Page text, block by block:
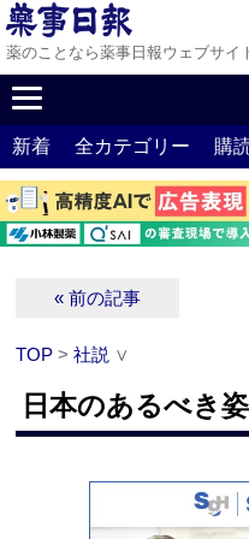
薬のことなら薬事日報ウェブサイ
新着 全カテゴリー 購
« 前の記事
TOP >社説 ∨
日本のあるべき